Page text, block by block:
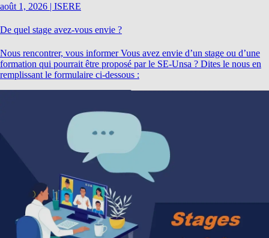
août 1, 2026 | ISERE
De quel stage avez-vous envie ?
Nous rencontrer, vous informer Vous avez envie d’un stage ou d’une
formation qui pourrait être proposé par le SE-Unsa ? Dites le nous en
remplissant le formulaire ci-dessous :